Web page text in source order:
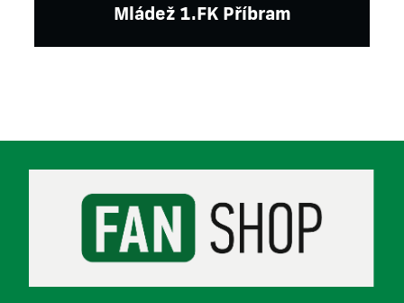
Mládež 1.FK Příbram